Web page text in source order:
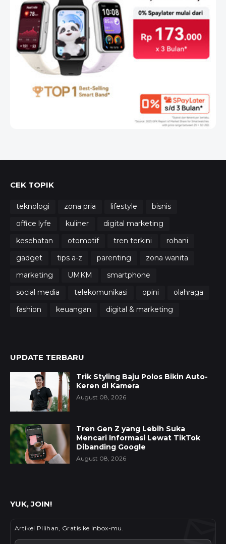
CEK TOPIK
teknologi zona pria lifestyle
bisnis
office lyfe
kuliner
digital marketing
kesehatan
otomotif tren terkini
rohani
gadget
tips a-z parenting
zona wanita
marketing
UMKM
smartphone
social media
telekomunikasi opini
olahraga
fashion
keuangan digital & marketing
UPDATE TERBARU
Trik Styling Baju Polos Bikin Auto-
Keren di Kamera
August 08, 2026
Tren Gen Z yang Lebih Suka
Mencari Informasi Lewat TikTok
Dibanding Google
August 08, 2026
YUK, JOIN!
Artikel Pilihan, Gratis ke Inbox-mu.